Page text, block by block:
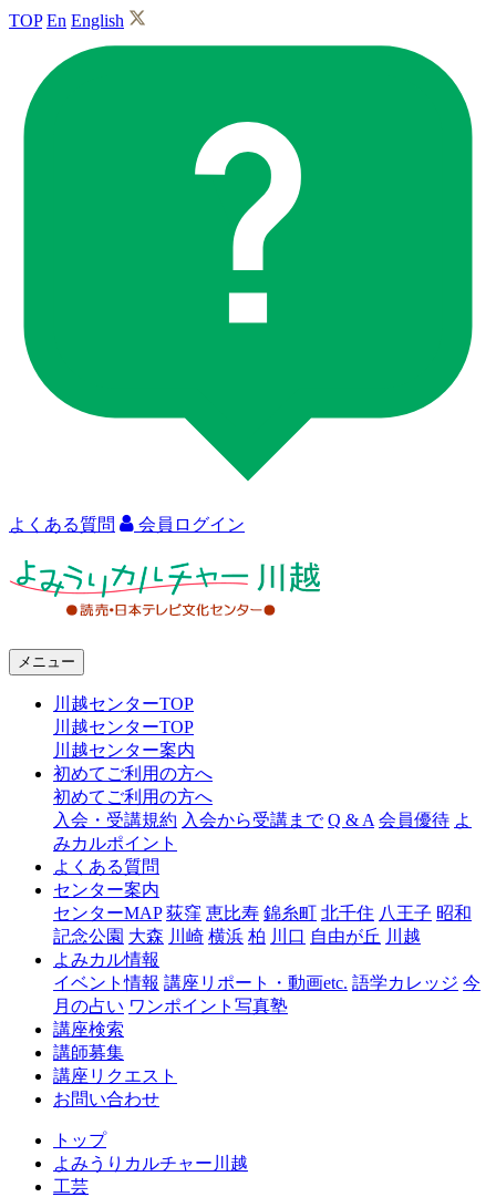
TOP En English
よくある質問 会員ログイン
ャ
越
メニュー
川越センターTOP
川越センターTOP
川越センター案内
初めてご利用の方へ
初めてご利用の方へ
入会・受講規約 入会から受講まで Q & A 会員優待 よ
みカルポイント
よくある質問
センター案内
センターMAP 荻窪 恵比寿 錦糸町 北千住 八王子 昭和
記念公園 大森 川崎 横浜 柏 川口 自由が丘 川越
よみカル情報
イベント情報 講座リポート・動画etc. 語学カレッジ 今
月の占い ワンポイント写真塾
講座検索
講師募集
講座リクエスト
お問い合わせ
トップ
よみうりカルチャー川越
工芸